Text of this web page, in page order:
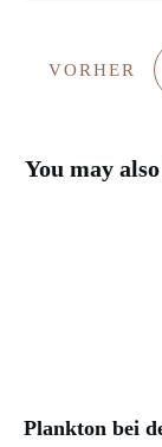
VORHER
You may
Plankton bei